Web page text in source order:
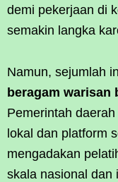
demi pekerjaan di
semakin langka
Namun, sejumlah
beragam warisan
Pemerintah
lokal dan platform
mengadakan
skala nasional dan